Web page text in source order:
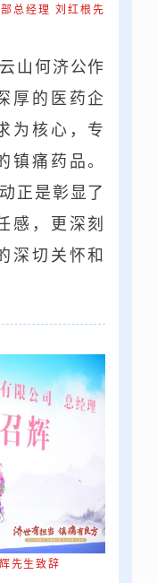
总经理 刘红根先
山何济公作
厚的医药企
为核心，专
镇痛药品。
正是彰显了
感，更深刻
深切关怀和
先生致辞